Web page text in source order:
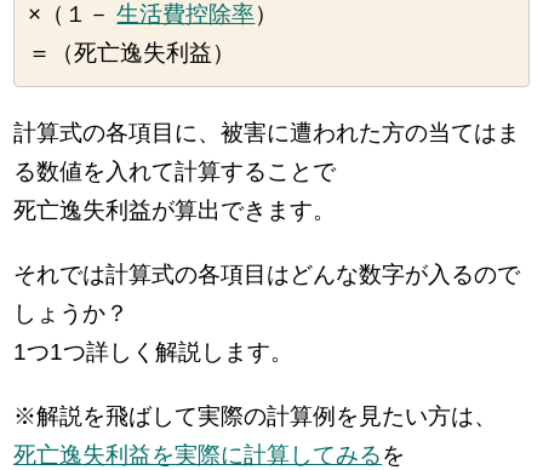
×（１－生活費控除率）
＝（死亡逸失利益）
計算式の各項目に、被害に遭われた方の当てはま
る数値を入れて計算することで
死亡逸失利益が算出できます。
それでは計算式の各項目はどんな数字が入るので
しょうか？
1つ1つ詳しく解説します。
※解説を飛ばして実際の計算例を見たい方は、
死亡逸失利益を実際に計算してみるを